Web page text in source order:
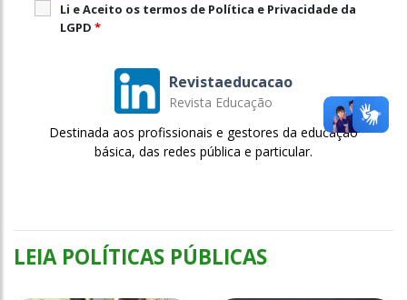
Li e Aceito os termos de Política e Privacidade da
LGPD *
Revistaeducacao
Revista Educação
Destinada aos profissionais e gestores da educação
básica, das redes pública e particular.
LEIA POLÍTICAS PÚBLICAS